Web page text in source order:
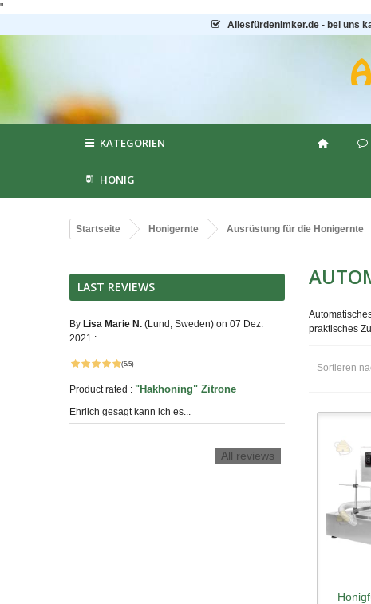
"
AllesfürdenImker.de - bei uns
KATEGORIEN
HONIG
Startseite Honigernte Ausrüstung für die Honigernte
LAST REVIEWS
By Lisa Marie N. (Lund, Sweden) on 07 Dez.
2021 :
(5/5)
Product rated : "Hakhoning" Zitrone
Ehrlich gesagt kann ich es...
All reviews
praktisches
Sortieren